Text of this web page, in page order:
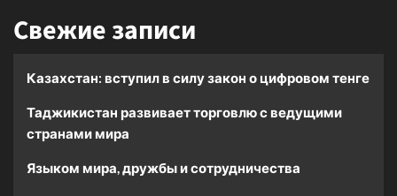
Свежие записи
Казахстан: вступил в силу закон о цифровом тенге
Таджикистан развивает торговлю с ведущими
странами мира
Языком мира, дружбы и сотрудничества